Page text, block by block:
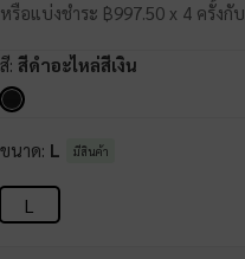
หรือแบ่งชำระ ฿997.50 x 4 ครั้งกับ
สี: สีดำอะไหล่สีเงิน
ขนาด: L มีสินค้า
L